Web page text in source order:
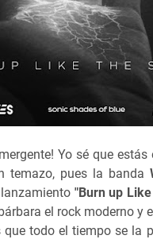
Yo sé que
temazo, pues la banda
"Burn up Like
el rock moderno y
todo el tiempo se la